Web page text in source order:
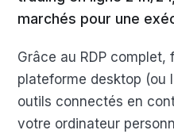
marchés pour une
Grâce au RDP complet,
plateforme desktop (ou
outils connectés en
votre ordinateur